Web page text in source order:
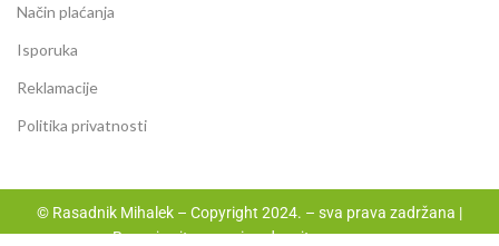
Način plaćanja
Isporuka
Reklamacije
Politika privatnosti
© Rasadnik Mihalek – Copyright 2024. – sva prava zadržana |
Razvoj sajtawww.izradasajtovans.com